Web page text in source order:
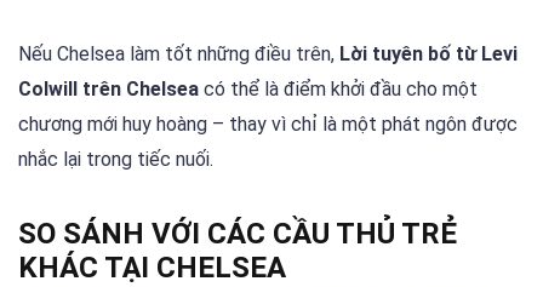
Nếu Chelsea làm tốt những điều trên, Lời tuyên bố từ Levi
Colwill trên Chelsea có thể là điểm khởi đầu cho một
chương mới huy hoàng – thay vì chỉ là một phát ngôn được
nhắc lại trong tiếc nuối.
SO SÁNH VỚI CÁC CẦU THỦ TRẺ
KHÁC TẠI CHELSEA